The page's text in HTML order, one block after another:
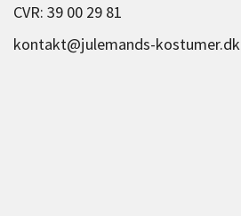
CVR: 39 00 29 81
kontakt@julemands-kostumer.dk